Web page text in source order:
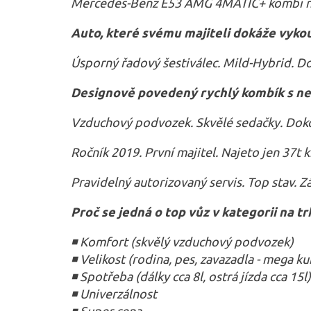
Mercedes-Benz E53 AMG 4MATIC+ kombi
Auto, které svému majiteli dokáže
Úsporný řadový šestiválec. Mild-Hybrid.
Designově povedený rychlý kombík s
Vzduchový podvozek. Skvělé sedačky.
Ročník 2019. První majitel. Najeto jen 37t
Pravidelný autorizovaný servis. Top stav.
Proč se jedná o top vůz v kategorii na
◾ Komfort (skvělý vzduchový podvozek)
◾ Velikost (rodina, pes, zavazadla - mega
◾ Spotřeba (dálky cca 8l, ostrá jízda cca 15l)
◾ Univerzálnost